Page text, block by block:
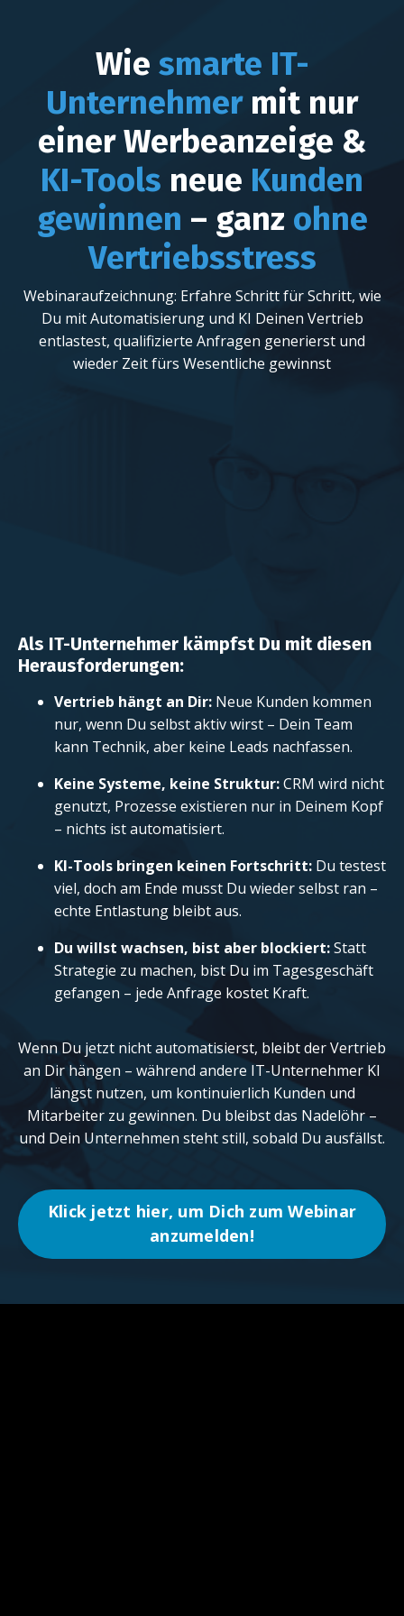
Wie smarte IT-
Unternehmermit nur
einer Werbeanzeige &
KI-Tools neue Kunden
gewinnen – ganz ohne
Vertriebsstress
Webinaraufzeichnung: Erfahre Schritt für Schritt, wie
Du mit Automatisierung und KI Deinen Vertrieb
entlastest, qualifizierte Anfragen generierst und
wieder Zeit fürs Wesentliche gewinnst
Als IT-Unternehmer kämpfst Du mit diesen
Herausforderungen:
Vertrieb hängt an Dir: Neue Kunden kommen
nur, wenn Du selbst aktiv wirst – Dein Team
kann Technik, aber keine Leads nachfassen.
Keine Systeme, keine Struktur:CRM wird nicht
genutzt, Prozesse existieren nur in Deinem Kopf
– nichts ist automatisiert.
KI-Tools bringen keinen Fortschritt: Du testest
viel, doch am Ende musst Du wieder selbst ran –
echte Entlastung bleibt aus.
Du willst wachsen, bist aber blockiert:Statt
Strategie zu machen, bist Du im Tagesgeschäft
gefangen – jede Anfrage kostet Kraft.
Wenn Du jetzt nicht automatisierst, bleibt der Vertrieb
an Dir hängen – während andere IT-Unternehmer KI
längst nutzen, um kontinuierlich Kunden und
Mitarbeiter zu gewinnen. Du bleibst das Nadelöhr –
und Dein Unternehmen steht still, sobald Du ausfällst.
Klick jetzt hier, um Dich zum Webinar
anzumelden!